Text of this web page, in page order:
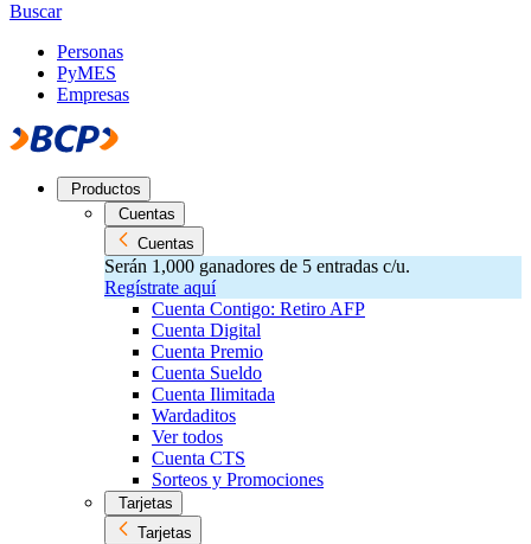
Buscar
Personas
PyMES
Empresas
Productos
Cuentas
Cuentas
Serán 1,000 ganadores de 5 entradas c/u.
Regístrate aquí
Cuenta Contigo: Retiro AFP
Cuenta Digital
Cuenta Premio
Cuenta Sueldo
Cuenta Ilimitada
Wardaditos
Ver todos
Cuenta CTS
Sorteos y Promociones
Tarjetas
Tarjetas